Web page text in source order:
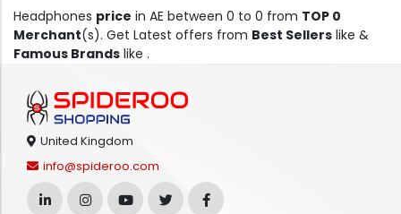
Headphones price in AE between 0 to 0 from TOP 0
Merchant(s). Get Latest offers from Best Sellers like &
Famous Brands like .
United Kingdom
info@spideroo.com